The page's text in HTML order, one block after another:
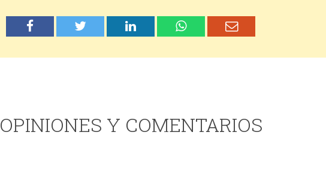
OPINIONES Y COMENTARIOS